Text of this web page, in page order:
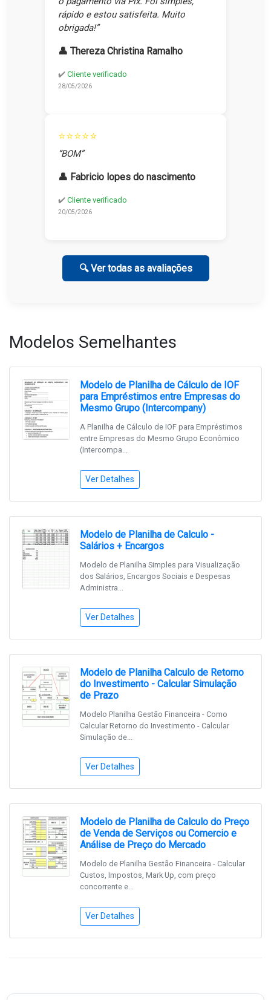
rápido e estou satisfeita. Muito
obrigada!”
👤 Thereza Christina Ramalho
✔️ Cliente verificado
28/05/2026
⭐⭐⭐⭐⭐
“BOM”
👤 Fabricio lopes do nascimento
✔️ Cliente verificado
20/05/2026
🔍 Ver todas as avaliações
Modelos Semelhantes
Modelo de Planilha de Cálculo de IOF
para Empréstimos entre Empresas do
Mesmo Grupo (Intercompany)
A Planilha de Cálculo de IOF para Empréstimos
entre Empresas do Mesmo Grupo Econômico
(Intercompa...
Ver Detalhes
Modelo de Planilha de Calculo -
Salários + Encargos
Modelo de Planilha Simples para Visualização
dos Salários, Encargos Sociais e Despesas
Administra...
Ver Detalhes
Modelo de Planilha Calculo de Retorno
do Investimento - Calcular Simulação
de Prazo
Modelo Planilha Gestão Financeira - Como
Calcular Retorno do Investimento - Calcular
Simulação de...
Ver Detalhes
Modelo de Planilha de Calculo do Preço
de Venda de Serviços ou Comercio e
Análise de Preço do Mercado
Modelo de Planilha Gestão Financeira - Calcular
Custos, Impostos, Mark Up, com preço
concorrente e...
Ver Detalhes